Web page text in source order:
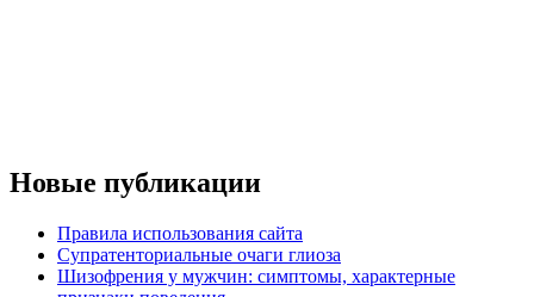
Новые публикации
Правила использования сайта
Супратенториальные очаги глиоза
Шизофрения у мужчин: симптомы, характерные